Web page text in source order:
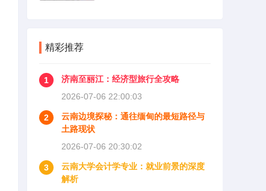
精彩推荐
1
济南至丽江：经济型旅行全攻略
2026-07-06 22:00:03
2
云南边境探秘：通往缅甸的最短路径与
土路现状
2026-07-06 20:30:02
3
云南大学会计学专业：就业前景的深度
解析